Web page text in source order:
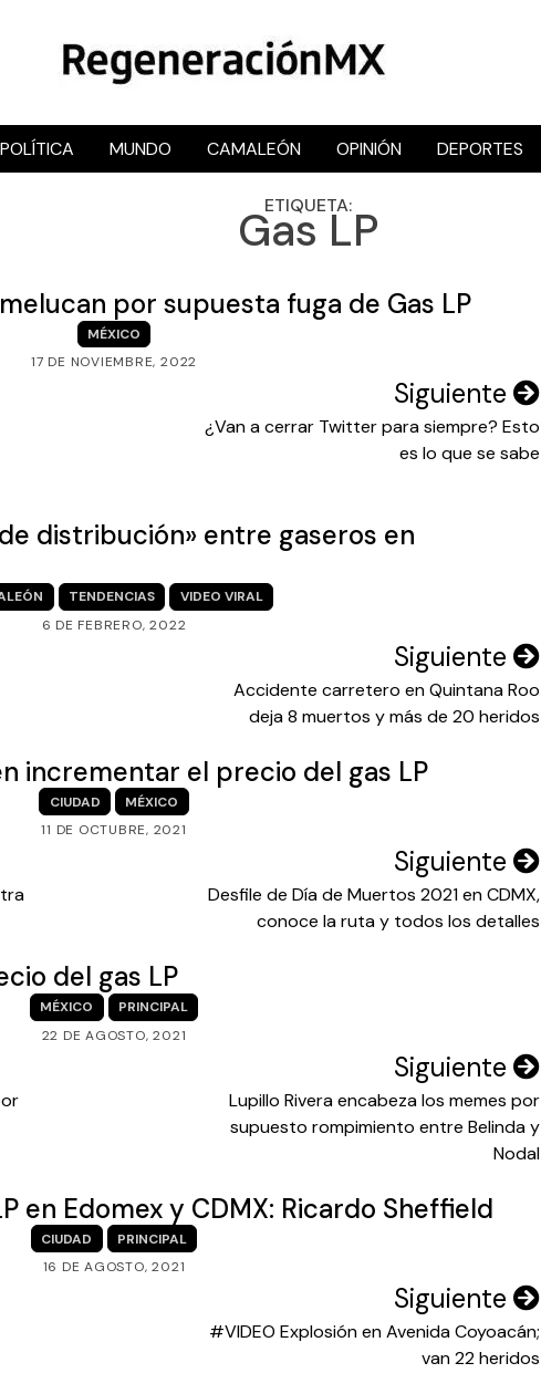
RegeneraciónMX
Sitio de noticias libre e independiente
POLÍTICA MUNDO CAMALEÓN OPINIÓN DEPORTES
ETIQUETA:
Gas LP
por supuesta fuga de Gas LP
MÉXICO
17 DE NOVIEMBRE, 2022
Siguiente
¿Van a cerrar Twitter para siempre? Esto
es lo que se sabe
distribución» entre gaseros en
TENDENCIAS
VIDEO VIRAL
6 DE FEBRERO, 2022
Siguiente
Accidente carretero en Quintana Roo
deja 8 muertos y más de 20 heridos
incrementar el precio del gas LP
CIUDAD
MÉXICO
11 DE OCTUBRE, 2021
Siguiente
Desfile de Día de Muertos 2021 en CDMX,
conoce la ruta y todos los detalles
del gas LP
MÉXICO
PRINCIPAL
22 DE AGOSTO, 2021
Siguiente
Lupillo Rivera encabeza los memes por
supuesto rompimiento entre Belinda y
Nodal
en Edomex y CDMX: Ricardo Sheffield
CIUDAD
PRINCIPAL
16 DE AGOSTO, 2021
Siguiente
#VIDEO Explosión en Avenida Coyoacán;
van 22 heridos